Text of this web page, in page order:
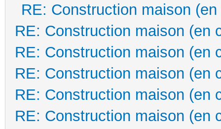
RE: Construction maison
RE: Construction maison (en
RE: Construction maison (en
RE: Construction maison (en
RE: Construction maison (en
RE: Construction maison (en